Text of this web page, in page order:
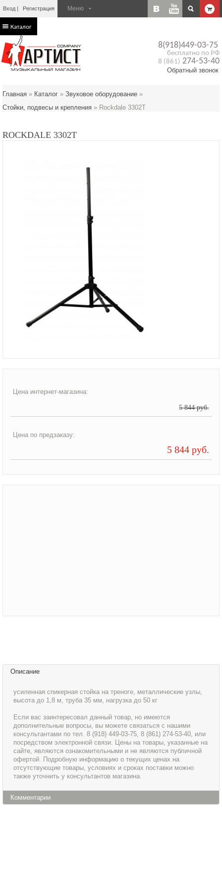
Вход Регистрация
8(918)449-03-75
бесплатно по РФ
8 (861) 274-53-40
Обратный звонок
Каталог
Главная » Каталог » Звуковое оборудование »
Стойки, подвесы и крепления » Rockdale 3302T
ROCKDALE 3302T
Цена интернет-магазина:
5 844 руб.
Цена по предзаказу:
5 844 руб.
Описание
усиленная спикерная стойка на треноге, металлические узлы,
высота до 1,8 м, труба 35 мм, нагрузка до 50 кг
Если вас заинтересовал данный товар, но имеются
дополнительные вопросы, вы можете связаться с нашими
консультантами по тел. 8 (918) 449-03-75, 8 (861) 274-53-40, или
посредством электронной связи. Цены на товары, указанные на
сайте, являются ознакомительными и не являются публичной
офертой. Подробную информацию о текущих ценах на
отсутствующие товары, условиях и сроках поставки можно
также уточнить у консультантов магазина.
Комментарии